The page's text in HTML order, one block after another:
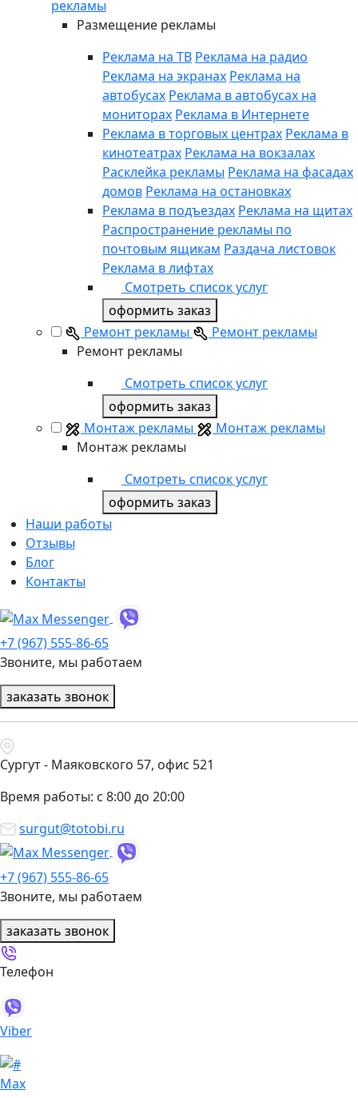
рекламы
Размещение рекламы
Реклама на ТВ Реклама на радио
Реклама на экранах Реклама на
автобусах Реклама в автобусах на
мониторах Реклама в Интернете
Реклама в торговых центрах Реклама в
кинотеатрах Реклама на вокзалах
Расклейка рекламы Реклама на фасадах
домов Реклама на остановках
Реклама в подъездах Реклама на щитах
Распространение рекламы по
почтовым ящикам Раздача листовок
Реклама в лифтах
Смотреть список услуг
оформить заказ
Ремонт рекламы
Ремонт рекламы
Ремонт рекламы
Смотреть список услуг
оформить заказ
Монтаж рекламы
Монтаж рекламы
Монтаж рекламы
Смотреть список услуг
оформить заказ
Наши работы
Отзывы
Блог
Контакты
+7 (967) 555-86-65
Звоните, мы работаем
заказать звонок
Сургут - Маяковского 57, офис 521
Время работы: с 8:00 до 20:00
surgut@totobi.ru
+7 (967) 555-86-65
Звоните, мы работаем
заказать звонок
Телефон
Viber
Max